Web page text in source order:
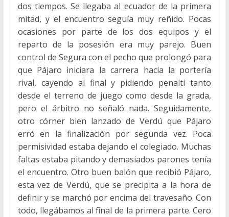
dos tiempos. Se llegaba al ecuador de la primera
mitad, y el encuentro seguía muy reñido. Pocas
ocasiones por parte de los dos equipos y el
reparto de la posesión era muy parejo. Buen
control de Segura con el pecho que prolongó para
que Pájaro iniciara la carrera hacia la portería
rival, cayendo al final y pidiendo penalti tanto
desde el terreno de juego como desde la grada,
pero el árbitro no señaló nada. Seguidamente,
otro córner bien lanzado de Verdú que Pájaro
erró en la finalización por segunda vez. Poca
permisividad estaba dejando el colegiado. Muchas
faltas estaba pitando y demasiados parones tenía
el encuentro. Otro buen balón que recibió Pájaro,
esta vez de Verdú, que se precipita a la hora de
definir y se marchó por encima del travesaño. Con
todo, llegábamos al final de la primera parte. Cero